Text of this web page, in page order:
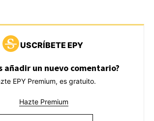
USCRÍBETE EPY
añadir un nuevo comentario?
EPY Premium, es gratuito.
Hazte Premium